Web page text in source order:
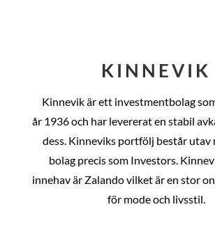
KINNEVIK
Kinnevik är ett investmentbolag
år 1936 och har levererat en stabil
dess. Kinneviks portfölj består utav
bolag precis som Investors.
innehav är Zalando vilket är en stor
för mode och livsstil.